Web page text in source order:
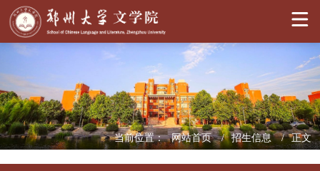
> 当前位置： 网站首页 招生信息 正文